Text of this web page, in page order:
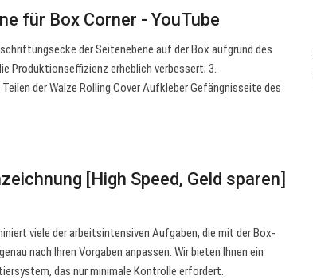
für Box Corner - YouTube
der Seitenebene auf der Box aufgrund des
Produktionseffizienz erheblich verbessert; 3.
der Walze Rolling Cover Aufkleber Gefängnisseite des
[High Speed, Geld sparen]
viele der arbeitsintensiven Aufgaben, die mit der Box-
nach Ihren Vorgaben anpassen. Wir bieten Ihnen ein
das nur minimale Kontrolle erfordert.